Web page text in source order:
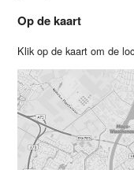
Op de kaart
Klik op de kaart om de